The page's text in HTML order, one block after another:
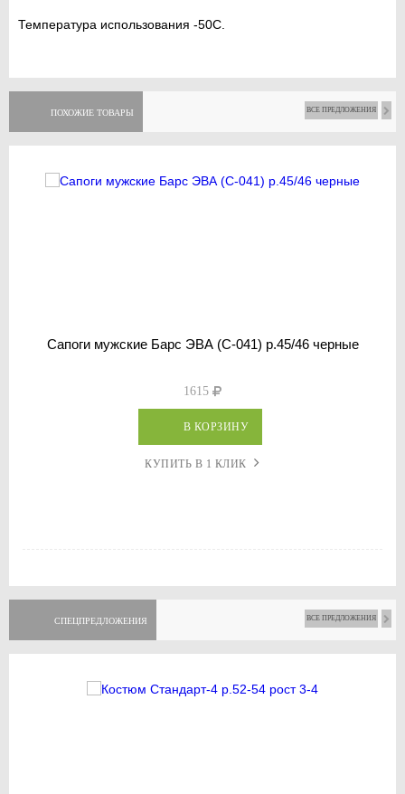
Температура использования -50С.
ПОХОЖИЕ ТОВАРЫ ВСЕ ПРЕДЛОЖЕНИЯ
Сапоги мужские Барс ЭВА (С-041) р.45/46 черные
1615
В КОРЗИНУ
КУПИТЬ В 1 КЛИК
СПЕЦПРЕДЛОЖЕНИЯ ВСЕ ПРЕДЛОЖЕНИЯ